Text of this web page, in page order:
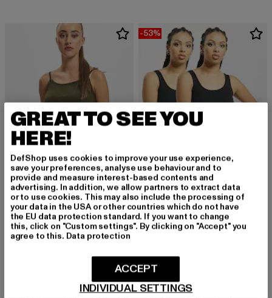
BRANDIT
Ladies
13,99 EUR
Derzeitiger Preis: 13,99 EUR
-53%
URBAN CLASSICS
2-Pack Basic
14,10 EUR
Derzeitiger Preis: 14,10 EUR
29,99 EURAktionspreis:
Cut Off Tops: Der lässige Trend für jeden Look
GREAT TO SEE YOU
HERE!
DefShop uses cookies to improve your use experience,
save your preferences, analyse use behaviour and to
provide and measure interest-based contents and
advertising. In addition, we allow partners to extract data
or to use cookies. This may also include the processing of
your data in the USA or other countries which do not have
the EU data protection standard. If you want to change
this, click on "Custom settings". By clicking on "Accept" you
agree to this. Data protection
INDIVIDUAL SETTINGS
ACCEPT